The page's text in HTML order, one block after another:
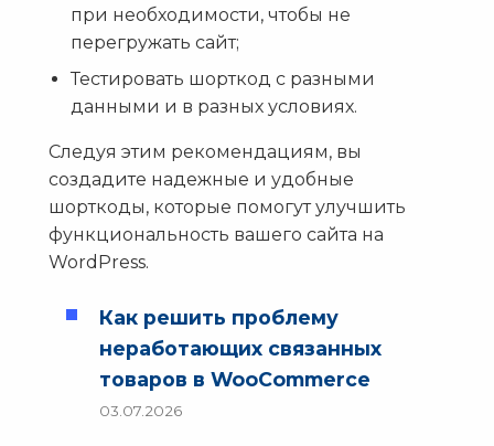
при необходимости, чтобы не
перегружать сайт;
Тестировать шорткод с разными
данными и в разных условиях.
Следуя этим рекомендациям, вы
создадите надежные и удобные
шорткоды, которые помогут улучшить
функциональность вашего сайта на
WordPress.
Как решить проблему
неработающих связанных
товаров в WooCommerce
03.07.2026